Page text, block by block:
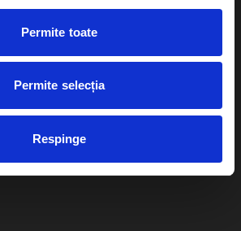
Permite toate
Permite selecția
Respinge
Livrare prin curier
Duplicare bilete